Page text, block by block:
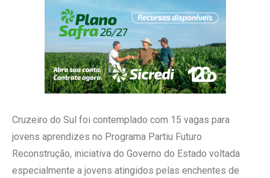
Cruzeiro do Sul foi contemplado com 15 vagas para
jovens aprendizes no Programa Partiu Futuro
Reconstrução, iniciativa do Governo do Estado voltada
especialmente a jovens atingidos pelas enchentes de